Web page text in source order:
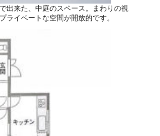
出来た、中庭のスペース。まわりの視
ライベートな空間が開放的です。